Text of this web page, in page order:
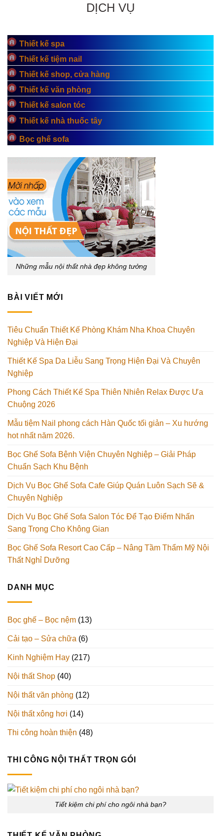
DỊCH VỤ
Thiết kế spa
Thiết kế tiệm nail
Thiết kế shop, cửa hàng
Thiết kế văn phòng
Thiết kế salon tóc
Thiết kế nhà thuốc tây
Bọc ghế sofa
Những mẫu nội thất nhà đẹp không tưởng
BÀI VIẾT MỚI
Tiêu Chuẩn Thiết Kế Phòng Khám Nha Khoa Chuyên
Nghiệp Và Hiện Đại
Thiết Kế Spa Da Liễu Sang Trọng Hiện Đại Và Chuyên
Nghiệp
Phong Cách Thiết Kế Spa Thiên Nhiên Relax Được Ưa
Chuộng 2026
Mẫu tiệm Nail phong cách Hàn Quốc tối giản – Xu hướng
hot nhất năm 2026.
Bọc Ghế Sofa Bệnh Viện Chuyên Nghiệp – Giải Pháp
Chuẩn Sạch Khu Bệnh
Dịch Vụ Bọc Ghế Sofa Cafe Giúp Quán Luôn Sạch Sẽ &
Chuyên Nghiệp
Dịch Vụ Bọc Ghế Sofa Salon Tóc Để Tạo Điểm Nhấn
Sang Trọng Cho Không Gian
Bọc Ghế Sofa Resort Cao Cấp – Nâng Tầm Thẩm Mỹ Nội
Thất Nghỉ Dưỡng
DANH MỤC
Bọc ghế – Bọc nệm (13)
Cải tạo – Sửa chữa (6)
Kinh Nghiệm Hay (217)
Nội thất Shop (40)
Nội thất văn phòng (12)
Nội thất xông hơi (14)
Thi công hoàn thiện (48)
THI CÔNG NỘI THẤT TRỌN GÓI
Tiết kiệm chi phí cho ngôi nhà bạn?